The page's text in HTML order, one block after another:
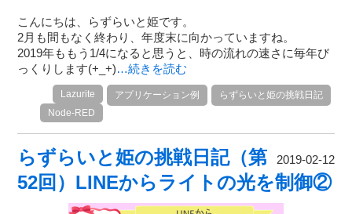
こんにちは、らずらいと姫です。
2月も間もなく終わり、年度末に向かっていますね。
2019年ももう1/4になると思うと、時の流れの速さに毎年び
っくりします(+_+)…続きを読む
らずらいと姫の挑戦日記
アプリケーション例
Lazurite
Node-RED
2019-02-12
らずらいと姫の挑戦日記（第
52回）LINEからライトの光を制御②